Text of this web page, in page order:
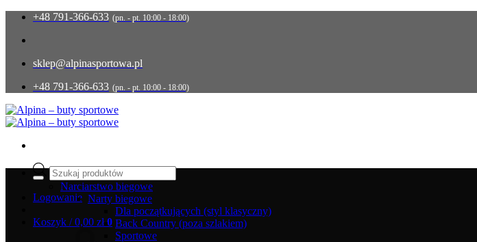
Przewiń
zawartości
+48 791-366-633 (pn. - pt. 10:00 - 18:00)
sklep@alpinasportowa.pl
+48 791-366-633 (pn. - pt. 10:00 - 18:00)
Wyszukiwarka
produktów
Logowanie
Koszyk /0,00 zł 0
Narciarstwo biegowe
Narty biegowe
Dla początkujących (styl klasyczny)
Back Country (poza szlakiem)
Sportowe